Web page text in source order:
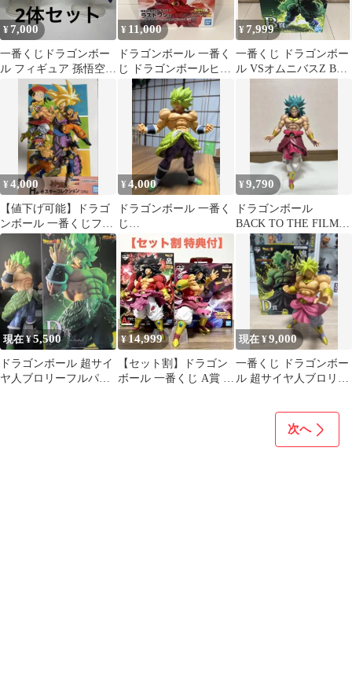
¥ 7,000
一番くじドラゴンボー
ル フィギュア 孫悟空
ブロリー
¥ 11,000
ドラゴンボール 一番く
じ ドラゴンボールヒー
ローズ ラストワン賞 ブ
ロリー
¥ 7,999
一番くじ ドラゴンボー
ル VSオムニバスZ B賞
¥4,000
【値下げ可能】ドラゴ
ンボール 一番くじフィ
ギュア 4体セット
¥4,000
ドラゴンボール 一番く
じ
ULTIMATEVARIATION
C賞 ブロリー
¥9,790
ドラゴンボール
BACK TO THE FILM C
賞 超サイヤ人ブロリ
現在 ¥5,500
ドラゴンボール 超サイ
ヤ人ブロリーフルパワ
¥14,999
【セット割】ドラゴン
ボール 一番くじ A賞 ブ
現在 ¥9,000
一番くじ ドラゴンボー
ル 超サイヤ人ブロリー
次へ